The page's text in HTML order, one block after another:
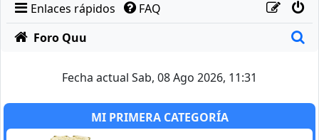
Enlaces rápidos
FAQ
Foro Quu
Fecha actual Sab, 08 Ago 2026, 11:31
MI PRIMERA CATEGORÍA